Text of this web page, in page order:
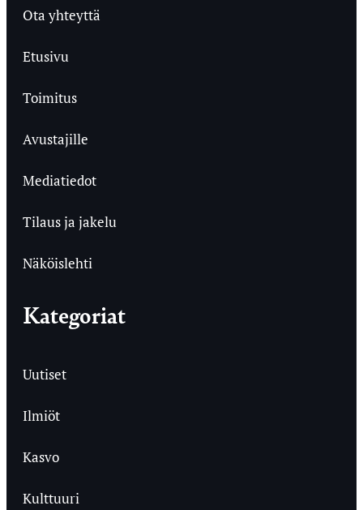
Ota yhteyttä
Etusivu
Toimitus
Avustajille
Mediatiedot
Tilaus ja jakelu
Näköislehti
Kategoriat
Uutiset
Ilmiöt
Kasvo
Kulttuuri